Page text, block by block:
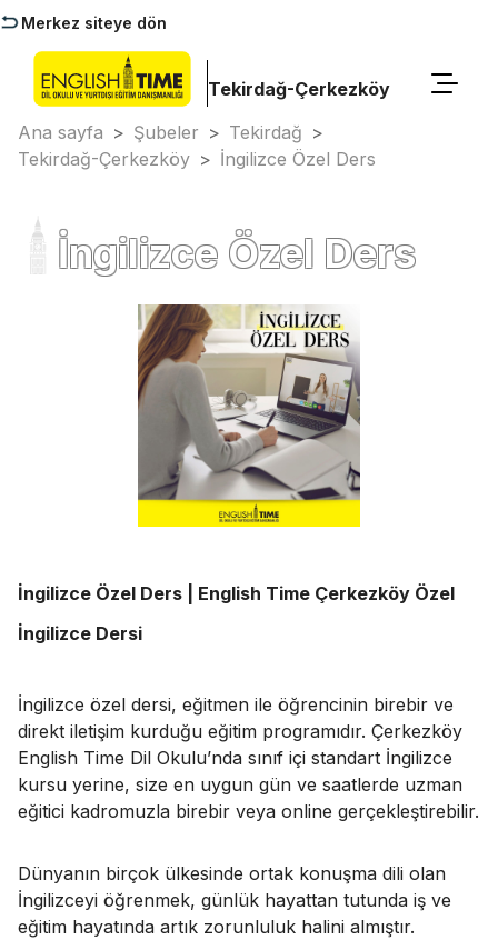
Merkez siteye dön
Tekirdağ-Çerkezköy
Ana sayfa > Şubeler > Tekirdağ >
Tekirdağ-Çerkezköy > İngilizce Özel Ders
İngilizce Özel Ders
İngilizce Özel Ders | English Time Çerkezköy Özel
İngilizce Dersi
İngilizce özel dersi, eğitmen ile öğrencinin birebir ve
direkt iletişim kurduğu eğitim programıdır. Çerkezköy
English Time Dil Okulu’nda sınıf içi standart İngilizce
kursu yerine, size en uygun gün ve saatlerde uzman
eğitici kadromuzla birebir veya online gerçekleştirebilir.
Dünyanın birçok ülkesinde ortak konuşma dili olan
İngilizceyi öğrenmek, günlük hayattan tutunda iş ve
eğitim hayatında artık zorunluluk halini almıştır.